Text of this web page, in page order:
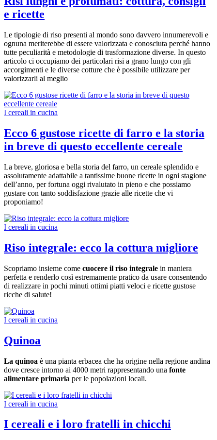
e ricette
Le tipologie di riso presenti al mondo sono davvero innumerevoli e
ognuna meriterebbe di essere valorizzata e conosciuta perché hanno
tutte peculiarità e metodologie di trasformazione diverse. In questo
articolo ci occupiamo dei particolari risi a grano lungo con gli
accorgimenti e le diverse cotture che è possibile utilizzare per
valorizzarli al meglio
I cereali in cucina
Ecco 6 gustose ricette di farro e la storia
in breve di questo eccellente cereale
La breve, gloriosa e bella storia del farro, un cereale splendido e
assolutamente adattabile a tantissime buone ricette in ogni stagione
dell’anno, per fortuna oggi rivalutato in pieno e che possiamo
gustare con tanto soddisfazione grazie alle ricette che vi
proponiamo!
I cereali in cucina
Riso integrale: ecco la cottura migliore
Scopriamo insieme come cuocere il riso integrale in maniera
perfetta e renderlo così estremamente pratico da usare consentendo
di realizzare in pochi minuti ottimi piatti veloci e ricette gustose
ricche di salute!
I cereali in cucina
Quinoa
La quinoa è una pianta erbacea che ha origine nella regione andina
dove cresce intorno ai 4000 metri rappresentando una fonte
alimentare primaria per le popolazioni locali.
I cereali in cucina
I cereali e i loro fratelli in chicchi